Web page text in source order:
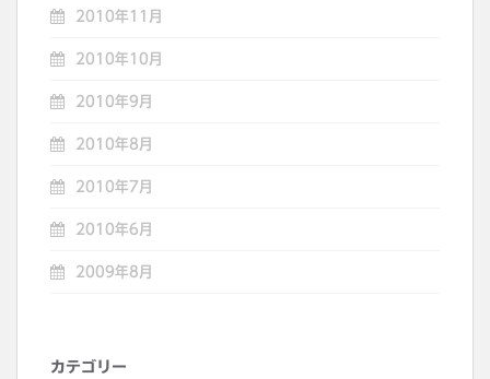
2010年11月
2010年10月
2010年9月
2010年8月
2010年7月
2010年6月
2009年8月
カテゴリー